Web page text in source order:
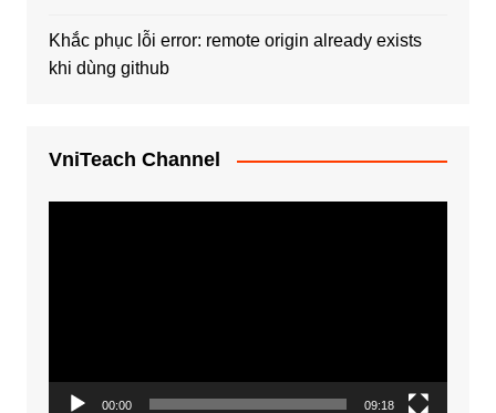
Khắc phục lỗi error: remote origin already exists
khi dùng github
VniTeach Channel
00:00 09:18